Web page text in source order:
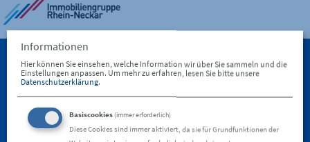
TREUREAL Property Management GmbH
T 0621 30014 -130
info(at)treureal.de
Informationen
Hier können Sie einsehen, welche Information wir über Sie sammeln und die
Einstellungen anpassen. Um mehr zu erfahren, lesen Sie bitte unsere
Datenschutzerklärung.
Basiscookies(immer erforderlich)
Diese Cookies sind immer aktiviert, da sie für Grundfunktionen der